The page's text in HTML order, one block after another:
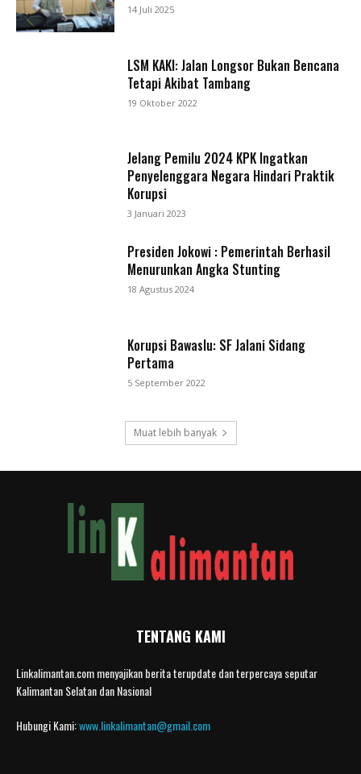
14 Juli 2025
LSM KAKI: Jalan Longsor Bukan Bencana
Tetapi Akibat Tambang
19 Oktober 2022
Jelang Pemilu 2024 KPK Ingatkan
Penyelenggara Negara Hindari Praktik
Korupsi
3 Januari 2023
Presiden Jokowi : Pemerintah Berhasil
Menurunkan Angka Stunting
18 Agustus 2024
Korupsi Bawaslu: SF Jalani Sidang
Pertama
5 September 2022
Muat lebih banyak
TENTANG KAMI
Linkalimantan.com menyajikan berita terupdate dan terpercaya seputar
Kalimantan Selatan dan Nasional
Hubungi Kami:www.linkalimantan@gmail.com